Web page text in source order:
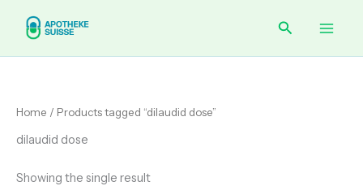
content
Search
Home / Products tagged “dilaudid dose”
dilaudid dose
Showing the single result